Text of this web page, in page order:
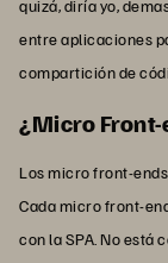
quizá, diría yo,
entre aplicaciones
compartición de
¿Micro Front-
Los micro front-
Cada micro front-
con la SPA. No está